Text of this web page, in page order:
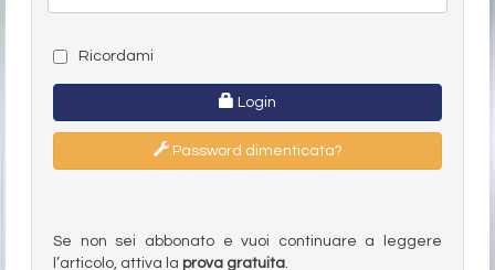
Ricordami
Login
Password dimenticata?
Se non sei abbonato e vuoi continuare a leggere
l’articolo, attiva la prova gratuita.